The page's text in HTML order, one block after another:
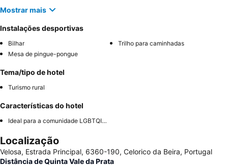
Mostrar mais
Instalações desportivas
Bilhar
Trilho para caminhadas
Mesa de pingue-pongue
Tema/tipo de hotel
Turismo rural
Características do hotel
Ideal para a comunidade LGBTQIA+
Localização
Velosa, Estrada Principal, 6360-190, Celorico da Beira, Portugal
Distância de Quinta Vale da Prata